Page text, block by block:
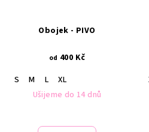
Obojek - PIVO
od 400 Kč
S
M L
XL
Ušijeme do 14 dnů